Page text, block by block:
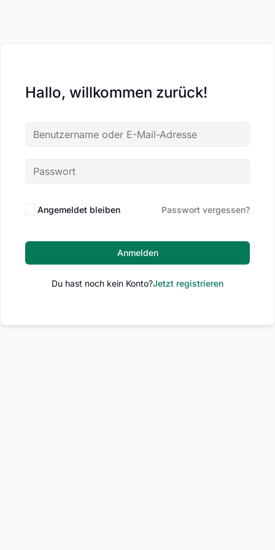
Hallo, willkommen zurück!
Angemeldet bleiben Passwort vergessen?
Anmelden
Du hast noch kein Konto?Jetzt registrieren